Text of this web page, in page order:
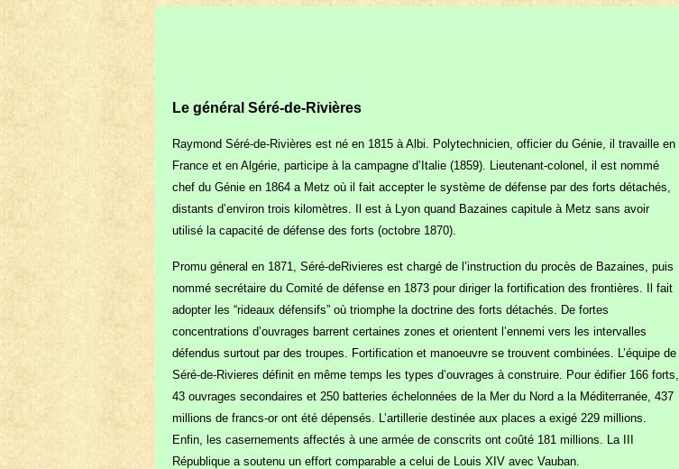
Le général Séré-de-Rivières
Raymond Séré-de-Rivières est né en 1815 à Albi. Polytechnicien, officier du Génie, il travaille en
France et en Algérie, participe à la campagne d’Italie (1859). Lieutenant-colonel, il est nommé
chef du Génie en 1864 a Metz où il fait accepter le système de défense par des forts détachés,
distants d’environ trois kilomètres. Il est à Lyon quand Bazaines capitule à Metz sans avoir
utilisé la capacité de défense des forts (octobre 1870).
Promu géneral en 1871, Séré-de­Rivieres est chargé de l’instruction du procès de Bazaines, puis
nommé secrétaire du Comité de défense en 1873 pour diriger la fortification des frontières. Il fait
adopter les “rideaux défensifs” où triomphe la doctrine des forts détachés. De fortes
concentrations d’ouvrages barrent certaines zones et orientent l’ennemi vers les intervalles
défendus surtout par des troupes. Fortification et manoeuvre se trouvent combinées. L’équipe de
Séré-de-Rivieres définit en même temps les types d’ouvrages à construire. Pour édifier 166 forts,
43 ouvrages secondaires et 250 batteries échelonnées de la Mer du Nord a la Méditerranée, 437
millions de francs-or ont été dépensés. L’artillerie destinée aux places a exigé 229 millions.
Enfin, les casernements affectés à une armée de conscrits ont coûté 181 millions. La III
République a soutenu un effort comparable a celui de Louis XIV avec Vauban.